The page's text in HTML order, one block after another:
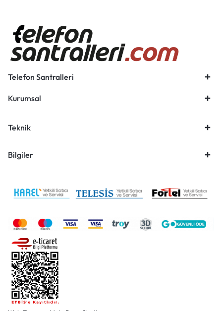
Telefon Santralleri
Kurumsal
Teknik
Bilgiler